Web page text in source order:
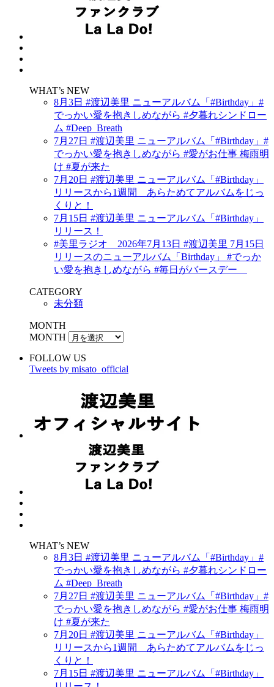
WHAT’s NEW
8月3日 #渡辺美里 ニューアルバム「#Birthday」#
でっかい愛を抱きしめながら #夕暮れシンドロー
ム #Deep_Breath
7月27日 #渡辺美里 ニューアルバム「#Birthday」#
でっかい愛を抱きしめながら #愛がお仕事 梅雨明
け #夏が来た
7月20日 #渡辺美里 ニューアルバム「#Birthday」
リリースから1週間 あらためてアルバムをじっ
くりと！
7月15日 #渡辺美里 ニューアルバム「#Birthday」
リリース！
#美里ラジオ 2026年7月13日 #渡辺美里 7月15日
リリースのニューアルバム「Birthday」 #でっか
い愛を抱きしめながら #毎日がバースデー
CATEGORY
未分類
MONTH
MONTH
FOLLOW US
Tweets by misato_official
WHAT’s NEW
8月3日 #渡辺美里 ニューアルバム「#Birthday」#
でっかい愛を抱きしめながら #夕暮れシンドロー
ム #Deep_Breath
7月27日 #渡辺美里 ニューアルバム「#Birthday」#
でっかい愛を抱きしめながら #愛がお仕事 梅雨明
け #夏が来た
7月20日 #渡辺美里 ニューアルバム「#Birthday」
リリースから1週間 あらためてアルバムをじっ
くりと！
7月15日 #渡辺美里 ニューアルバム「#Birthday」